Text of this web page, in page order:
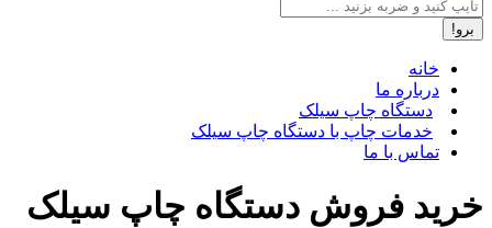
خانه
درباره ما
دستگاه چاپ سیلک
خدمات چاپ با دستگاه چاپ سیلک
تماس با ما
خرید فروش دستگاه چاپ سیلک